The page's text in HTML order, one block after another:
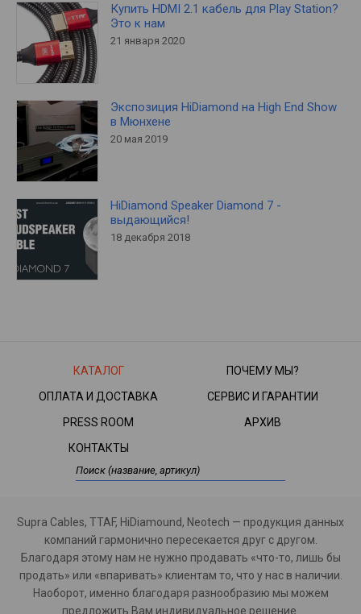
Купить HDMI 2.1 кабель для Play Station?
Это к нам
21 января 2020
Экспозиция HiDiamond на High End Show
в Мюнхене
20 мая 2019
HiDiamond Speaker Diamond 7 -
выдающийся!
18 декабря 2018
КАТАЛОГ
ПОЧЕМУ МЫ?
ОПЛАТА И ДОСТАВКА
СЕРВИС И ГАРАНТИИ
PRESS ROOM
АРХИВ
КОНТАКТЫ
Supra Cables, TTAF, HiDiamound, Neotech — продукция данных
компаний гармонично пересекается друг с другом.
Благодаря этому нам не нужно продавать «что-то, лишь бы
продать» или «впаривать» клиентам то, что у нас в наличии.
Наоборот, именно благодаря разнообразию мы можем
предложить Вам индивидуальное решение.